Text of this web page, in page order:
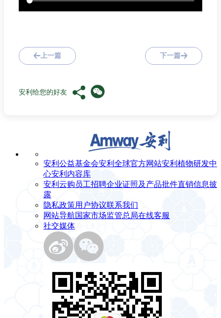
上一篇 下一篇
安利给您的好友
安利公益基金会安利全球官方网站安利植物研发中
心安利内容库
安利云购 员工招聘企业证照及产品批件直销信息披
露
隐私政策用户协议联系我们
网站导航国家市场监管总局在线客服
社交媒体